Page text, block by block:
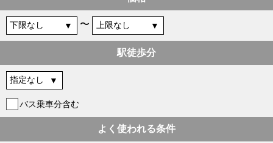
〜
駅徒歩分
バス乗車分含む
よく使われる条件